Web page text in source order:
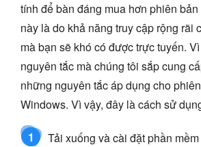
tính để bàn đáng mua hơn phiên
này là do khả năng truy cập rộng rãi
mà bạn sẽ khó có được trực tuyến.
nguyên tắc mà chúng tôi sắp cung
những nguyên tắc áp dụng cho
Windows. Vì vậy, đây là cách sử
1
Tải xuống và cài đặt phần